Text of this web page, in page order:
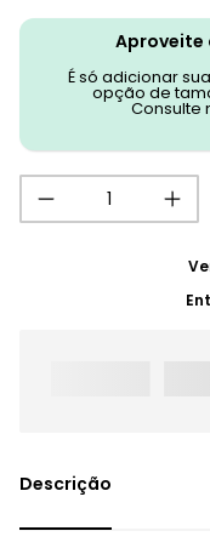
Aproveite
É só adicionar
opção de
Consulte